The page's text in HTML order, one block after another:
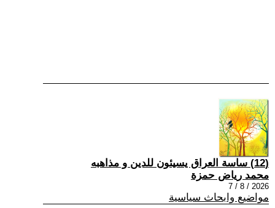
(12) ساسة العراق يسيئون للدين و مذاهبه
محمد رياض حمزة
2026 / 8 / 7
مواضيع وابحاث سياسية